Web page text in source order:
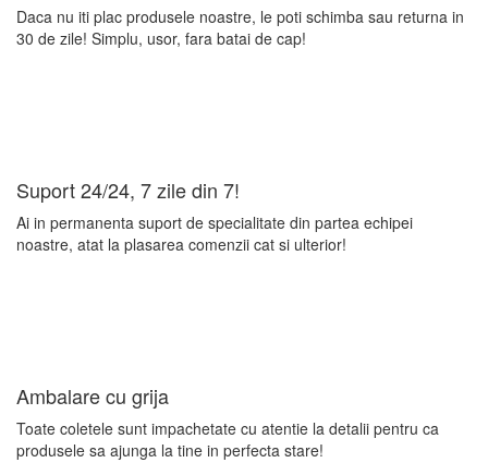
Daca nu iti plac produsele noastre, le poti schimba sau returna in
30 de zile! Simplu, usor, fara batai de cap!
Suport24/24, 7 zile din 7!
Ai in permanenta suport de specialitate din partea echipei
noastre, atat la plasarea comenzii cat si ulterior!
Ambalarecu grija
Toate coletele sunt impachetate cu atentie la detalii pentru ca
produsele sa ajunga la tine in perfecta stare!